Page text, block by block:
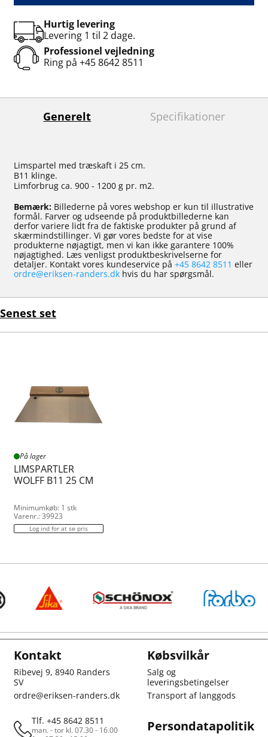
Hurtig levering
Levering 1 til 2 dage.
Professionel vejledning
Ring på +45 8642 8511
Generelt Specifikationer
Limspartel med træskaft i 25 cm.
B11 klinge.
Limforbrug ca. 900 - 1200 g pr. m2.
Bemærk: Billederne på vores webshop er kun til illustrative
formål. Farver og udseende på produktbillederne kan
derfor variere lidt fra de faktiske produkter på grund af
skærmindstillinger. Vi gør vores bedste for at vise
produkterne nøjagtigt, men vi kan ikke garantere 100%
nøjagtighed. Læs venligst produktbeskrivelserne for
detaljer. Kontakt vores kundeservice på +45 8642 8511 eller
ordre@eriksen-randers.dk hvis du har spørgsmål.
Senest set
På lager
LIMSPARTLER
WOLFF B11 25 CM
Minimumkøb: 1 stk
Varenr.: 39923
Log ind for at se pris
Kontakt
Ribevej 9, 8940 Randers
SV
ordre@eriksen-randers.dk
Tlf. +45 8642 8511
man. - tor kl. 07.30 - 16.00
Købsvilkår
Salg og
leveringsbetingelser
Transport af langgods
Persondatapolitik